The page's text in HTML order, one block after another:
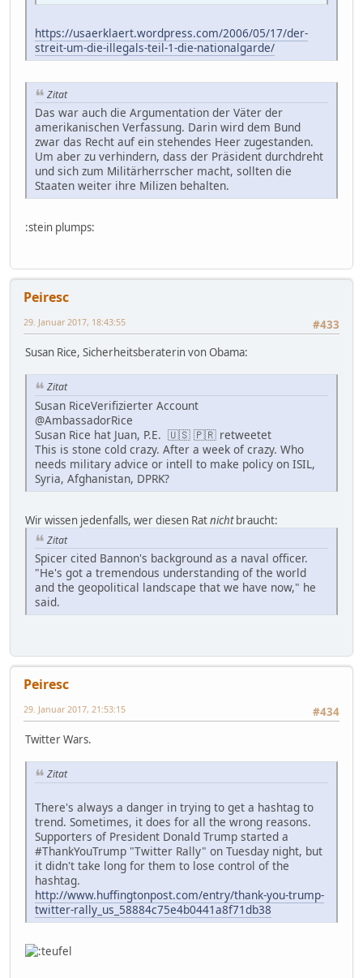
https://usaerklaert.wordpress.com/2006/05/17/der-
streit-um-die-illegals-teil-1-die-nationalgarde/
Zitat
Das war auch die Argumentation der Väter der
amerikanischen Verfassung. Darin wird dem Bund
zwar das Recht auf ein stehendes Heer zugestanden.
Um aber zu verhindern, dass der Präsident durchdreht
und sich zum Militärherrscher macht, sollten die
Staaten weiter ihre Milizen behalten.
:stein plumps:
Peiresc
#433
29. Januar 2017, 18:43:55
Susan Rice, Sicherheitsberaterin von Obama:
Zitat
Susan RiceVerifizierter Account
‏@AmbassadorRice
Susan Rice hat Juan, P.E. 🇺🇸 🇵🇷 retweetet
This is stone cold crazy. After a week of crazy. Who
needs military advice or intell to make policy on ISIL,
Syria, Afghanistan, DPRK?
Wir wissen jedenfalls, wer diesen Ratnichtbraucht:
Zitat
Spicer cited Bannon's background as a naval officer.
"He's got a tremendous understanding of the world
and the geopolitical landscape that we have now," he
said.
Peiresc
#434
29. Januar 2017, 21:53:15
Twitter Wars.
Zitat
There's always a danger in trying to get a hashtag to
trend. Sometimes, it does for all the wrong reasons.
Supporters of President Donald Trump started a
#ThankYouTrump "Twitter Rally" on Tuesday night, but
it didn't take long for them to lose control of the
hashtag.
http://www.huffingtonpost.com/entry/thank-you-trump-
twitter-rally_us_58884c75e4b0441a8f71db38